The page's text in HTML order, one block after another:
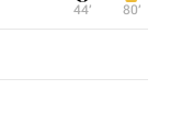
44‎’‎ 80‎’‎